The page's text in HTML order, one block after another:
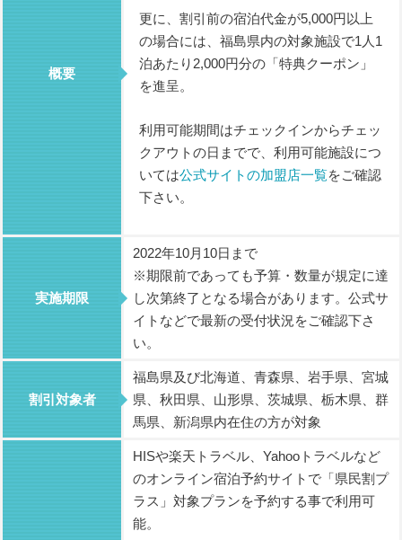
概要
更に、割引前の宿泊代金が5,000円以上
の場合には、福島県内の対象施設で1人1
泊あたり2,000円分の「特典クーポン」
を進呈。
利用可能期間はチェックインからチェッ
クアウトの日までで、利用可能施設につ
いては公式サイトの加盟店一覧をご確認
下さい。
実施期限
2022年10月10日まで
※期限前であっても予算・数量が規定に達
し次第終了となる場合があります。公式サ
イトなどで最新の受付状況をご確認下さ
い。
割引対象者
福島県及び北海道、青森県、岩手県、宮城
県、秋田県、山形県、茨城県、栃木県、群
馬県、新潟県内在住の方が対象
HISや楽天トラベル、Yahooトラベルなど
のオンライン宿泊予約サイトで「県民割プ
ラス」対象プランを予約する事で利用可
能。